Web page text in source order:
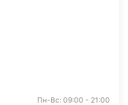
Пн-Вс: 09:00 - 21:00